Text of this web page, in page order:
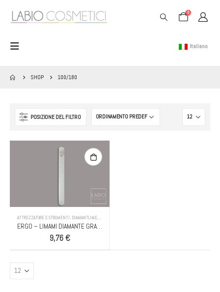
0
Italiano
SHOP 100/180
POSIZIONE DEL FILTRO
ATTREZZATURE E STRUMENTI, DIAMANTLIME, LIME
ERGO – LIMAMI DIAMANTE GRANA 180 – 18 CM F/M
9,76€